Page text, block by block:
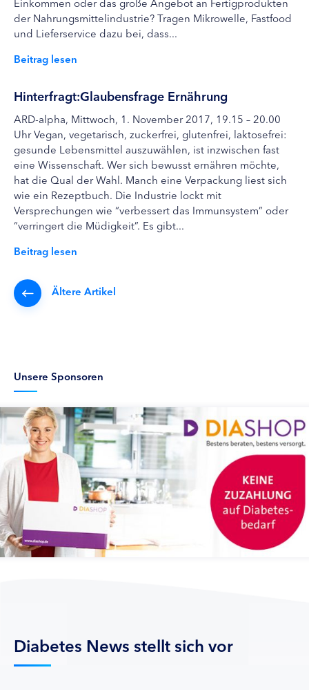
der Nahrungsmittelindustrie? Tragen Mikrowelle, Fastfood
und Lieferservice dazu bei, dass...
Beitrag lesen
Hinterfragt:Glaubensfrage Ernährung
ARD-alpha, Mittwoch, 1. November 2017, 19.15 – 20.00
Uhr Vegan, vegetarisch, zuckerfrei, glutenfrei, laktosefrei:
gesunde Lebensmittel auszuwählen, ist inzwischen fast
eine Wissenschaft. Wer sich bewusst ernähren möchte,
hat die Qual der Wahl. Manch eine Verpackung liest sich
wie ein Rezeptbuch. Die Industrie lockt mit
Versprechungen wie “verbessert das Immunsystem” oder
“verringert die Müdigkeit”. Es gibt...
Beitrag lesen
Ältere Artikel
Unsere Sponsoren
Diabetes News stellt sich vor